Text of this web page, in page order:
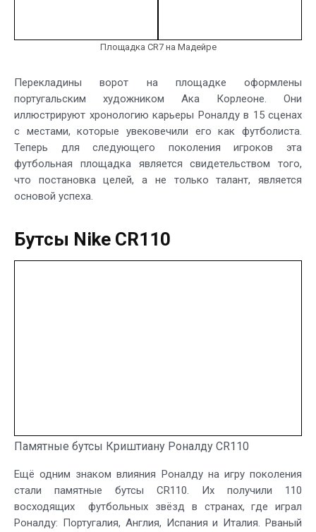
Площадка CR7 на Мадейре
Перекладины ворот на площадке оформлены
португальским художником Ака Корлеоне. Они
иллюстрируют хронологию карьеры Роналду в 15 сценах
с местами, которые увековечили его как футболиста.
Теперь для следующего поколения игроков эта
футбольная площадка является свидетельством того,
что постановка целей, а не только талант, является
основой успеха.
Бутсы Nike CR110
Памятные бутсы Криштиану Роналду CR110
Ещё одним знаком влияния Роналду на игру поколения
стали памятные бутсы CR110. Их получили 110
восходящих футбольных звёзд в странах, где играл
Роналду: Португалия, Англия, Испания и Италия. Рваный